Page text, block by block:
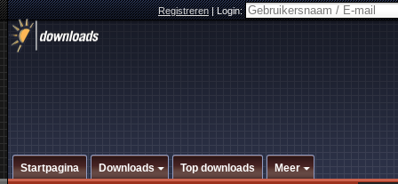
Registreren|Login:
Startpagina Downloads Top downloads Meer